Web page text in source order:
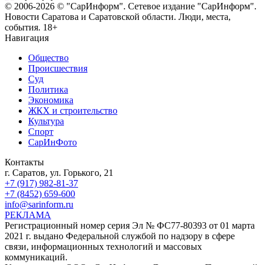
© 2006-2026 © "СарИнформ". Сетевое издание "СарИнформ".
Новости Саратова и Саратовской области. Люди, места,
события. 18+
Навигация
Общество
Происшествия
Суд
Политика
Экономика
ЖКХ и строительство
Культура
Спорт
СарИнФото
Контакты
г. Саратов, ул. Горького, 21
+7 (917) 982-81-37
+7 (8452) 659-600
info@sarinform.ru
РЕКЛАМА
Регистрационный номер серия Эл № ФС77-80393 от 01 марта
2021 г. выдано Федеральной службой по надзору в сфере
связи, информационных технологий и массовых
коммуникаций.